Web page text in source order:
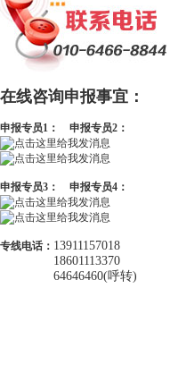
在线咨询申报事宜：
申报专员1： 申报专员2：
申报专员3： 申报专员4：
专线电话： 13911157018
18601113370
64646460(呼转)